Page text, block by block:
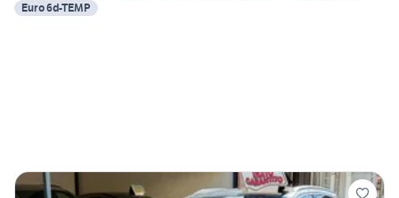
Euro 6d-TEMP